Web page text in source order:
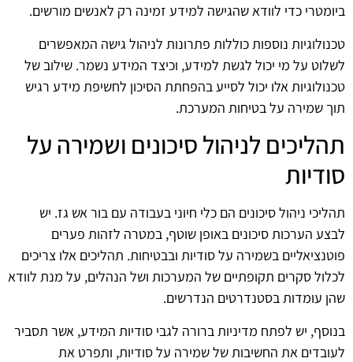
ביומטרי כדי לוודא שהגישה למידע זמינה רק לאנשים מורשים.
טכנולוגיות נוספות כוללות פתרונות לניהול גישה המאפשרים
לשלוט על מי יכול לגשת למידע, וכיצד המידע נשמר. שילוב של
טכנולוגיות אלו יכול לסייע בהפחתת הסיכון לחשיפת מידע רגיש
תוך שמירה על בטיחות המערכת.
תהליכים לניהול סיכונים ושמירה על
סודיות
תהליכי ניהול סיכונים הם כלי חיוני בעבודה עם בור אש גז. יש
לבצע הערכות סיכונים באופן שוטף, במטרה לזהות פערים
פוטנציאליים בשמירה על סודיות ובבטיחות. תהליכים אלו צריכים
לכלול סקרים תקופתיים של המערכות ושל הנהלים, על מנת לוודא
שהן עומדות בסטנדרטים הנדרשים.
בנוסף, יש לפתח מדיניות ברורה לגבי סודיות המידע, אשר תסביר
לעובדים את החשיבות של שמירה על סודיות, ותפרט את